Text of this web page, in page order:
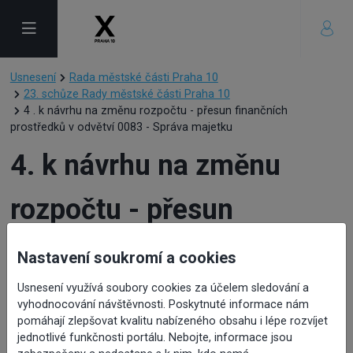
Usnesení
Rada městské části Praha 10
23. schůze Rady městské části Praha 10
4 . k návrhu na změnu rozpočtu - přesun finančních
prostředků v odvětví 0083 - Správa majetku
4. k návrhu na změnu
rozpočtu - přesun
finančních prostředků v
odvětví 0083 - Správa
majetku
Nastavení soukromí a cookies
Usnesení využívá soubory cookies za účelem sledování a
vyhodnocování návštěvnosti. Poskytnuté informace nám
pomáhají zlepšovat kvalitu nabízeného obsahu i lépe rozvíjet
jednotlivé funkčnosti portálu. Nebojte, informace jsou